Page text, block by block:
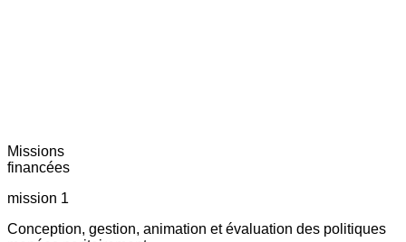
Missions
financées
mission 1
Conception, gestion, animation et évaluation des politiques